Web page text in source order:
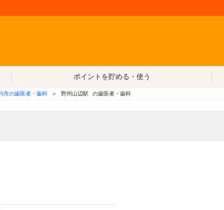
ポイントを貯める・使う
市の歯医者・歯科 ＞ 野州山辺駅 の歯医者・歯科